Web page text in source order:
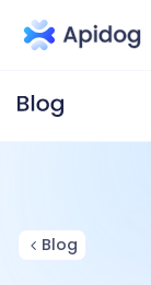
Blog